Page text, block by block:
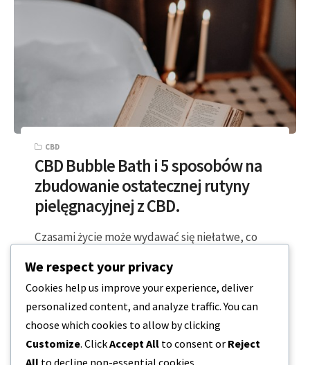
CBD
CBD Bubble Bath i 5 sposobów na
zbudowanie ostatecznej rutyny
pielęgnacyjnej z CBD.
Czasami życie może wydawać się niełatwe, co
osobistej poza tym, co jest…
4 MINUTY CZYTANIA 2023-04-08
We respect your privacy
Cookies help us improve your experience, deliver
personalized content, and analyze traffic. You can
choose which cookies to allow by clicking
Customize. ClickAccept All to consent or Reject
All to decline non-essential cookies.